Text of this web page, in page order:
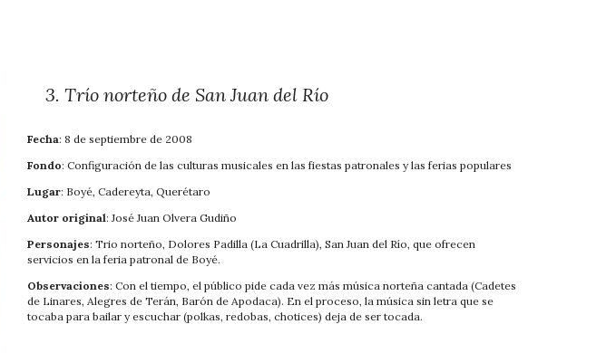
3. Trío norteño de San Juan del Río
Fecha: 8 de septiembre de 2008
Fondo: Configuración de las culturas musicales en las fiestas patronales y las ferias populares
Lugar: Boyé, Cadereyta, Querétaro
Autor original: José Juan Olvera Gudiño
Personajes: Trio norteño, Dolores Padilla (La Cuadrilla), San Juan del Río, que ofrecen
servicios en la feria patronal de Boyé.
Observaciones: Con el tiempo, el público pide cada vez más música norteña cantada (Cadetes
de Linares, Alegres de Terán, Barón de Apodaca). En el proceso, la música sin letra que se
tocaba para bailar y escuchar (polkas, redobas, chotices) deja de ser tocada.